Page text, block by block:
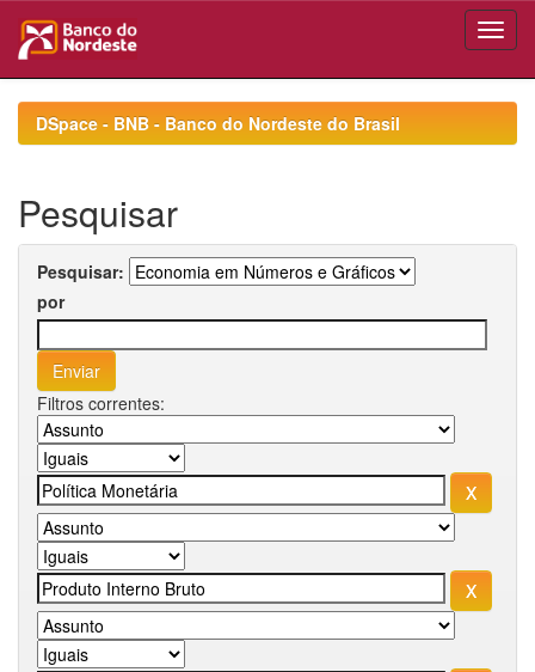
navigationDSpace - BNB - Banco do Nordeste do Brasil
Pesquisar
Pesquisar:
por
Filtros correntes: